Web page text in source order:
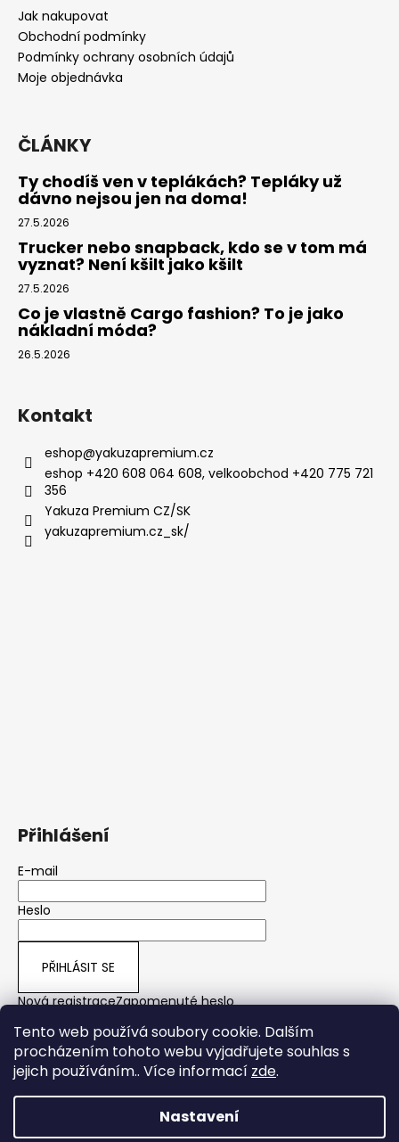
Tento web používá soubory cookie. Dalším
procházením tohoto webu vyjadřujete souhlas s
jejich používáním.. Více informací zde.
Nastavení
Jak nakupovat
Obchodní podmínky
Podmínky ochrany osobních údajů
Moje objednávka
ČLÁNKY
Ty chodíš ven v teplákách? Tepláky už
dávno nejsou jen na doma!
27.5.2026
Trucker nebo snapback, kdo se v tom má
vyznat? Není kšilt jako kšilt
27.5.2026
Co je vlastně Cargo fashion? To je jako
nákladní móda?
26.5.2026
Kontakt
eshop@yakuzapremium.cz
eshop +420 608 064 608, velkoobchod +420 775 721
356
Yakuza Premium CZ/SK
yakuzapremium.cz_sk/
Přihlášení
E-mail
Heslo
PŘIHLÁSIT SE
Nová registraceZapomenuté heslo
yps